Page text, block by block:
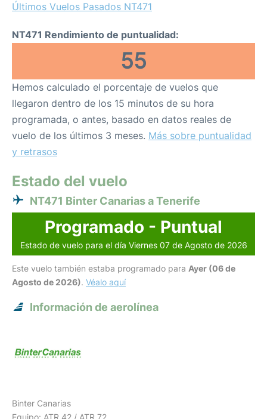
Últimos Vuelos Pasados NT471
NT471 Rendimiento de puntualidad:
55
Hemos calculado el porcentaje de vuelos que
llegaron dentro de los 15 minutos de su hora
programada, o antes, basado en datos reales de
vuelo de los últimos 3 meses. Más sobre puntualidad
y retrasos
Estado del vuelo
NT471 Binter Canarias a Tenerife
Programado - Puntual
Estado de vuelo para el día Viernes 07 de Agosto de 2026
Este vuelo también estaba programado para Ayer (06 de
Agosto de 2026). Véalo aquí
Información de aerolínea
Binter Canarias
Equipo: ATR 42 / ATR 72